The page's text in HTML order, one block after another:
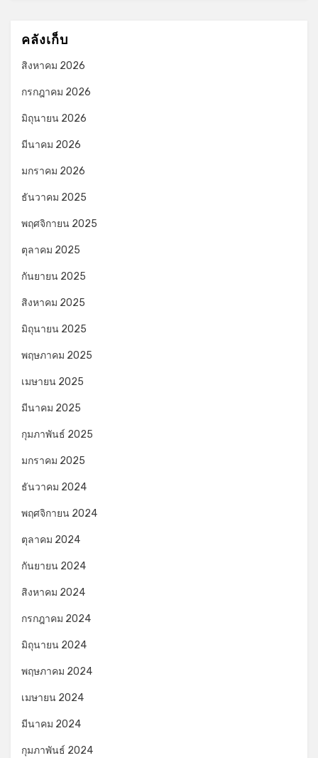
คลังเก็บ
สิงหาคม 2026
กรกฎาคม 2026
มิถุนายน 2026
มีนาคม 2026
มกราคม 2026
ธันวาคม 2025
พฤศจิกายน 2025
ตุลาคม 2025
กันยายน 2025
สิงหาคม 2025
มิถุนายน 2025
พฤษภาคม 2025
เมษายน 2025
มีนาคม 2025
กุมภาพันธ์ 2025
มกราคม 2025
ธันวาคม 2024
พฤศจิกายน 2024
ตุลาคม 2024
กันยายน 2024
สิงหาคม 2024
กรกฎาคม 2024
มิถุนายน 2024
พฤษภาคม 2024
เมษายน 2024
มีนาคม 2024
กุมภาพันธ์ 2024